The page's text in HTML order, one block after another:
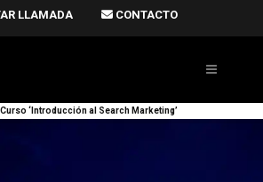
LLAMADA CONTACTO
Curso ‘Introducción al Search Marketing’